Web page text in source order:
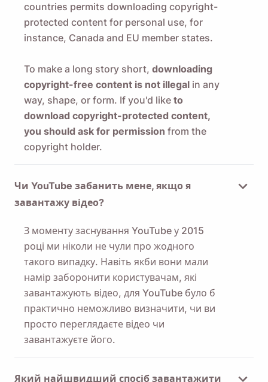
countries permits downloading copyright-
protected content for personal use, for
instance, Canada and EU member states.
To make a long story short, downloading
copyright-free content is not illegal in any
way, shape, or form. If you'd like to
download copyright-protected content,
you should ask for permission from the
copyright holder.
Чи YouTube забанить мене, якщо я
завантажу відео?
З моменту заснування YouTube у 2015
році ми ніколи не чули про жодного
такого випадку. Навіть якби вони мали
намір заборонити користувачам, які
завантажують відео, для YouTube було б
практично неможливо визначити, чи ви
просто переглядаєте відео чи
завантажуєте його.
Який найшвидший спосіб завантажити